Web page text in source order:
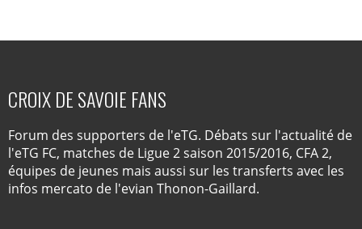
CROIX DE SAVOIE FANS
Forum des supporters de l'eTG. Débats sur l'actualité de
l'eTG FC, matches de Ligue 2 saison 2015/2016, CFA 2,
équipes de jeunes mais aussi sur les transferts avec les
infos mercato de l'evian Thonon-Gaillard.